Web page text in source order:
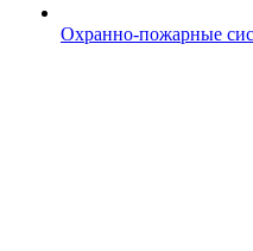
Охранно-пожарные